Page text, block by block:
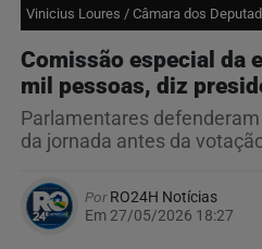
Vinicius Loures / Câmara dos
Comissão especial da
mil pessoas, diz
Parlamentares
da jornada antes da
PorRO24H Notícias
Em 27/05/2026 18:27